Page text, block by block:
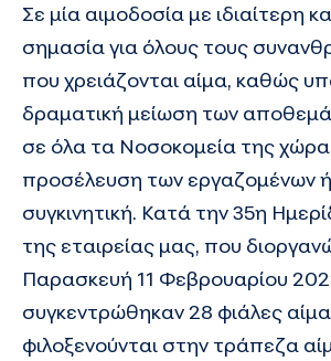
Σε μία αιμοδοσία με ιδιαίτερη
σημασία για όλους τους
που χρειάζονται αίμα, καθώς
δραματική μείωση των
σε όλα τα Νοσοκομεία της
προσέλευση των εργαζομένων
συγκινητική. Κατά την 35η
της εταιρείας μας, που
Παρασκευή 11 Φεβρουαρίου
συγκεντρώθηκαν 28 φιάλες
φιλοξενούνται στην τράπεζα